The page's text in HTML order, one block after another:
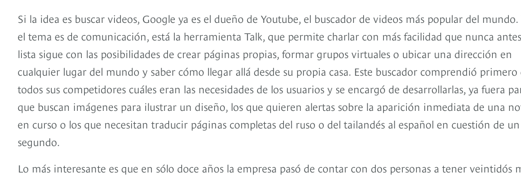
Si la idea es buscar videos, Google ya es el dueño de Youtube, el buscador de videos más popular del mundo.
el tema es de comunicación, está la herramienta Talk, que permite charlar con más facilidad que nunca
lista sigue con las posibilidades de crear páginas propias, formar grupos virtuales o ubicar una dirección en
cualquier lugar del mundo y saber cómo llegar allá desde su propia casa. Este buscador comprendió primero
todos sus competidores cuáles eran las necesidades de los usuarios y se encargó de desarrollarlas, ya fuera
que buscan imágenes para ilustrar un diseño, los que quieren alertas sobre la aparición inmediata de una
en curso o los que necesitan traducir páginas completas del ruso o del tailandés al español en cuestión de un
segundo.
Lo más interesante es que en sólo doce años la empresa pasó de contar con dos personas a tener veintidós